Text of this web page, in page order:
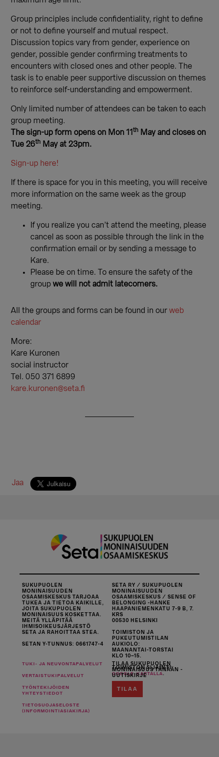
Group principles include confidentiality, right to define
or not to define yourself and mutual respect.
Discussion topics vary from gender, experience on
gender, possible gender confirming treatments to
encounters with closed ones and other people. The
task is to enable peer supportive discussion on themes
to reinforce self-understanding and empowerment.
Only limited number of attendees can be taken to each
group meeting.
The sign-up form opens on Mon 11 th May and closes on
Tue 26th May at 23pm.
Sign-up here!
If there is space for you in this meeting, you will receive
more information on the same week as the group
meeting.
If you realize you can’t attend the meeting, please
cancel as soon as possible through the link in the
confirmation email or by sending a message to
Kare.
Please be on time. To ensure the safety of the
groupwe will not admit latecomers.
All the groups and forms can be found in ourweb
calendar
More:
Kare Kuronen
social instructor
Tel. 050 371 6899
kare.kuronen@seta.fi
Jaa
SUKUPUOLEN
MONINAISUUDEN
OSAAMISKESKUS TARJOAA
TUKEA JA TIETOA KAIKILLE,
JOITA SUKUPUOLEN
MONINAISUUS KOSKETTAA.
MEITÄ YLLÄPITÄÄ
IHMISOIKEUSJÄRJESTÖ
SETA JA RAHOITTAA STEA.
SETAN Y-TUNNUS: 0661747-4
SETA RY / SUKUPUOLEN
MONINAISUUDEN
OSAAMISKESKUS / SENSE OF
BELONGING -HANKE
HAAPANIEMENKATU 7-9 B, 7.
KRS
00530 HELSINKI
TOIMISTON JA
PUKEUTUMISTILAN
AUKIOLO:
MAANANTAI-TORSTAI
KLO 10–15.
TOIMISTON SIJAINTI
GOOGLE-KARTALLA
TUKI- JA NEUVONTAPALVELUT
VERTAISTUKIPALVELUT
TYÖNTEKIJÖIDEN
YHTEYSTIEDOT
TIETOSUOJASELOSTE
(INFORMOINTIASIAKIRJA)
TILAA SUKUPUOLEN
MONINAISUUS TÄNÄÄN -
UUTISKIRJE
TILAA